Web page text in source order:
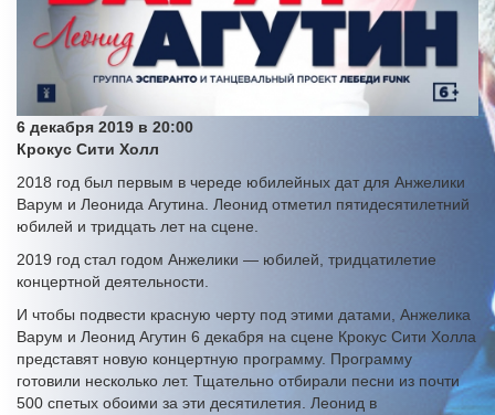
6 декабря 2019 в 20:00
Крокус Сити Холл
2018 год был первым в череде юбилейных дат для Анжелики
Варум и Леонида Агутина. Леонид отметил пятидесятилетний
юбилей и тридцать лет на сцене.
2019 год стал годом Анжелики — юбилей, тридцатилетие
концертной деятельности.
И чтобы подвести красную черту под этими датами, Анжелика
Варум и Леонид Агутин 6 декабря на сцене Крокус Сити Холла
представят новую концертную программу. Программу
готовили несколько лет. Тщательно отбирали песни из почти
500 спетых обоими за эти десятилетия. Леонид в